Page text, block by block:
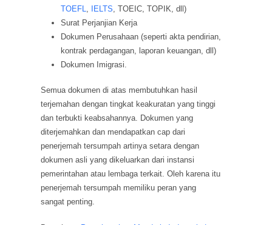
TOEFL
IELTS , TOEIC, TOPIK, dll)
Surat Perjanjian Kerja
Dokumen Perusahaan (seperti akta pendirian,
kontrak perdagangan, laporan keuangan, dll)
Dokumen Imigrasi.
Semua dokumen di atas membutuhkan hasil
terjemahan dengan tingkat keakuratan yang tinggi
dan terbukti keabsahannya. Dokumen yang
diterjemahkan dan mendapatkan cap dari
penerjemah tersumpah artinya setara dengan
dokumen asli yang dikeluarkan dari instansi
pemerintahan atau lembaga terkait. Oleh karena itu
penerjemah tersumpah memiliku peran yang
sangat penting.